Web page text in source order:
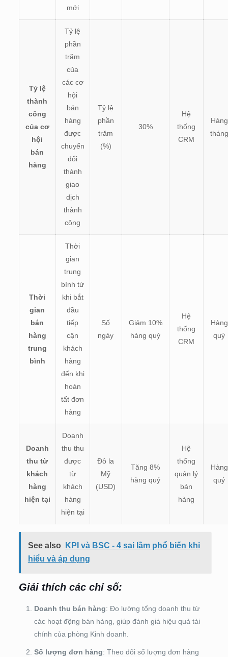
mới
Tỷ lệ
thành
công
của cơ
hội
bán
hàng
Tỷ lệ
phần
trăm
của
các cơ
hội
bán
hàng
được
chuyển
đổi
thành
giao
dịch
thành
công
Tỷ lệ
phần
trăm
(%)
30%
Hệ
thống
CRM
Hàng
tháng
Thời
gian
bán
hàng
trung
bình
Thời
gian
trung
bình từ
khi bắt
đầu
tiếp
cận
khách
hàng
đến khi
hoàn
tất đơn
hàng
Số
ngày
Giảm 10%
hàng quý
Hệ
thống
CRM
Hàng
quý
Doanh
thu từ
khách
hàng
hiện tại
Doanh
thu thu
được
từ
khách
hàng
hiện tại
Đô la
Mỹ
(USD)
Tăng 8%
hàng quý
Hệ
thống
quản lý
bán
hàng
Hàng
quý
See also
KPI và BSC - 4 sai lầm phổ biến khi
hiểu và áp dụng
Giải thích các chỉ số:
Doanh thu bán hàng: Đo lường tổng doanh thu từ
các hoạt động bán hàng, giúp đánh giá hiệu quả tài
chính của phòng Kinh doanh.
Số lượng đơn hàng: Theo dõi số lượng đơn hàng